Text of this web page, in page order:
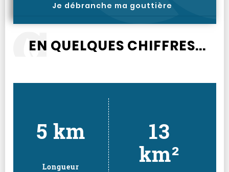
Je débranche ma gouttière
EN QUELQUES CHIFFRES...
5 km
Longueur
13
km²